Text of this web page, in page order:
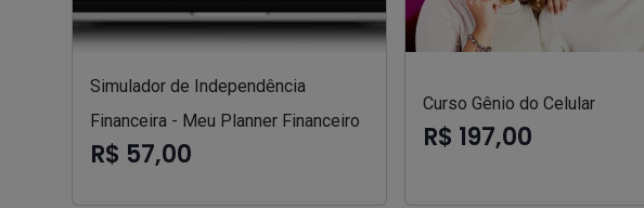
Simulador de Independência
Financeira - Meu Planner Financeiro
R$ 57,00
Curso Gênio do Celular
R$ 197,00